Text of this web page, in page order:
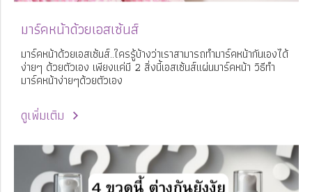
มาร์คหน้าด้วยเอสเซ้นส์
มาร์คหน้าด้วยเอสเซ้นส์..ใครรู้บ้างว่าเราสามารถทำมาร์คหน้ากันเองได้
ง่ายๆ ด้วยตัวเอง เพียงแค่มี 2 สิ่งนี้เอสเซ้นส์แผ่นมาร์คหน้า วิธีทำ
มาร์คหน้าง่ายๆด้วยตัวเอง
ดูเพิ่มเติม